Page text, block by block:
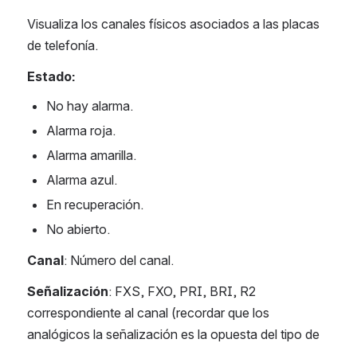
Visualiza los canales físicos asociados a las placas
de telefonía.
Estado:
No hay alarma.
Alarma roja.
Alarma amarilla.
Alarma azul.
En recuperación.
No abierto.
Canal: Número del canal.
Señalización: FXS, FXO, PRI, BRI, R2
correspondiente al canal (recordar que los
analógicos la señalización es la opuesta del tipo de